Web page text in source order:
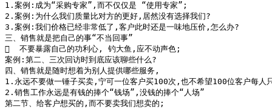
1.案例:成为“采购专家”,而不仅仅是 “使用专家”;
2.案例:为什么我们质量比对方的更好,居然没有选择我们?
3.案例:我们价格已经非常低了,客户此时还是一味地压价,怎么办?
三、销售就是把自己的事“不当回事”
  不要暴露自己的功利心, 钓大鱼,应不动声色;
案例:第二、三次回访时到底应该聊些什么?
四、销售就是随时想着为别人提供哪些服务,
1.永远不要做一锤子买卖,宁可一位客户买100次,也不希望100位客户每人
2.销售工作永远是有钱的捧个“钱场”,没钱的捧个“人场”
第二节、给客户想买的,而不要卖我们想卖的;